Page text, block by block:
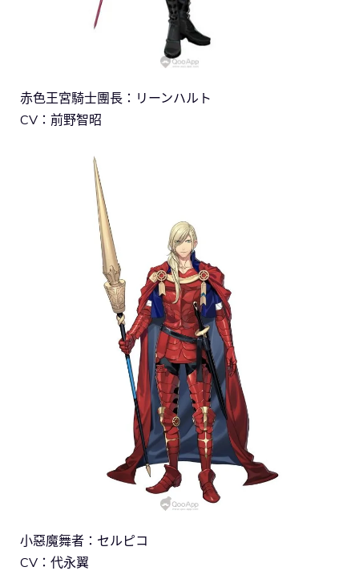
赤色王宮騎士團長：リーンハルト
CV：前野智昭
小惡魔舞者：セルピコ
CV：代永翼